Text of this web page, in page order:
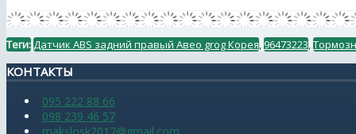
Теги:Датчик АBS задний правый Авео grog Корея, 96473223,
КОНТАКТЫ
095 222 88 66
098 239 46 57